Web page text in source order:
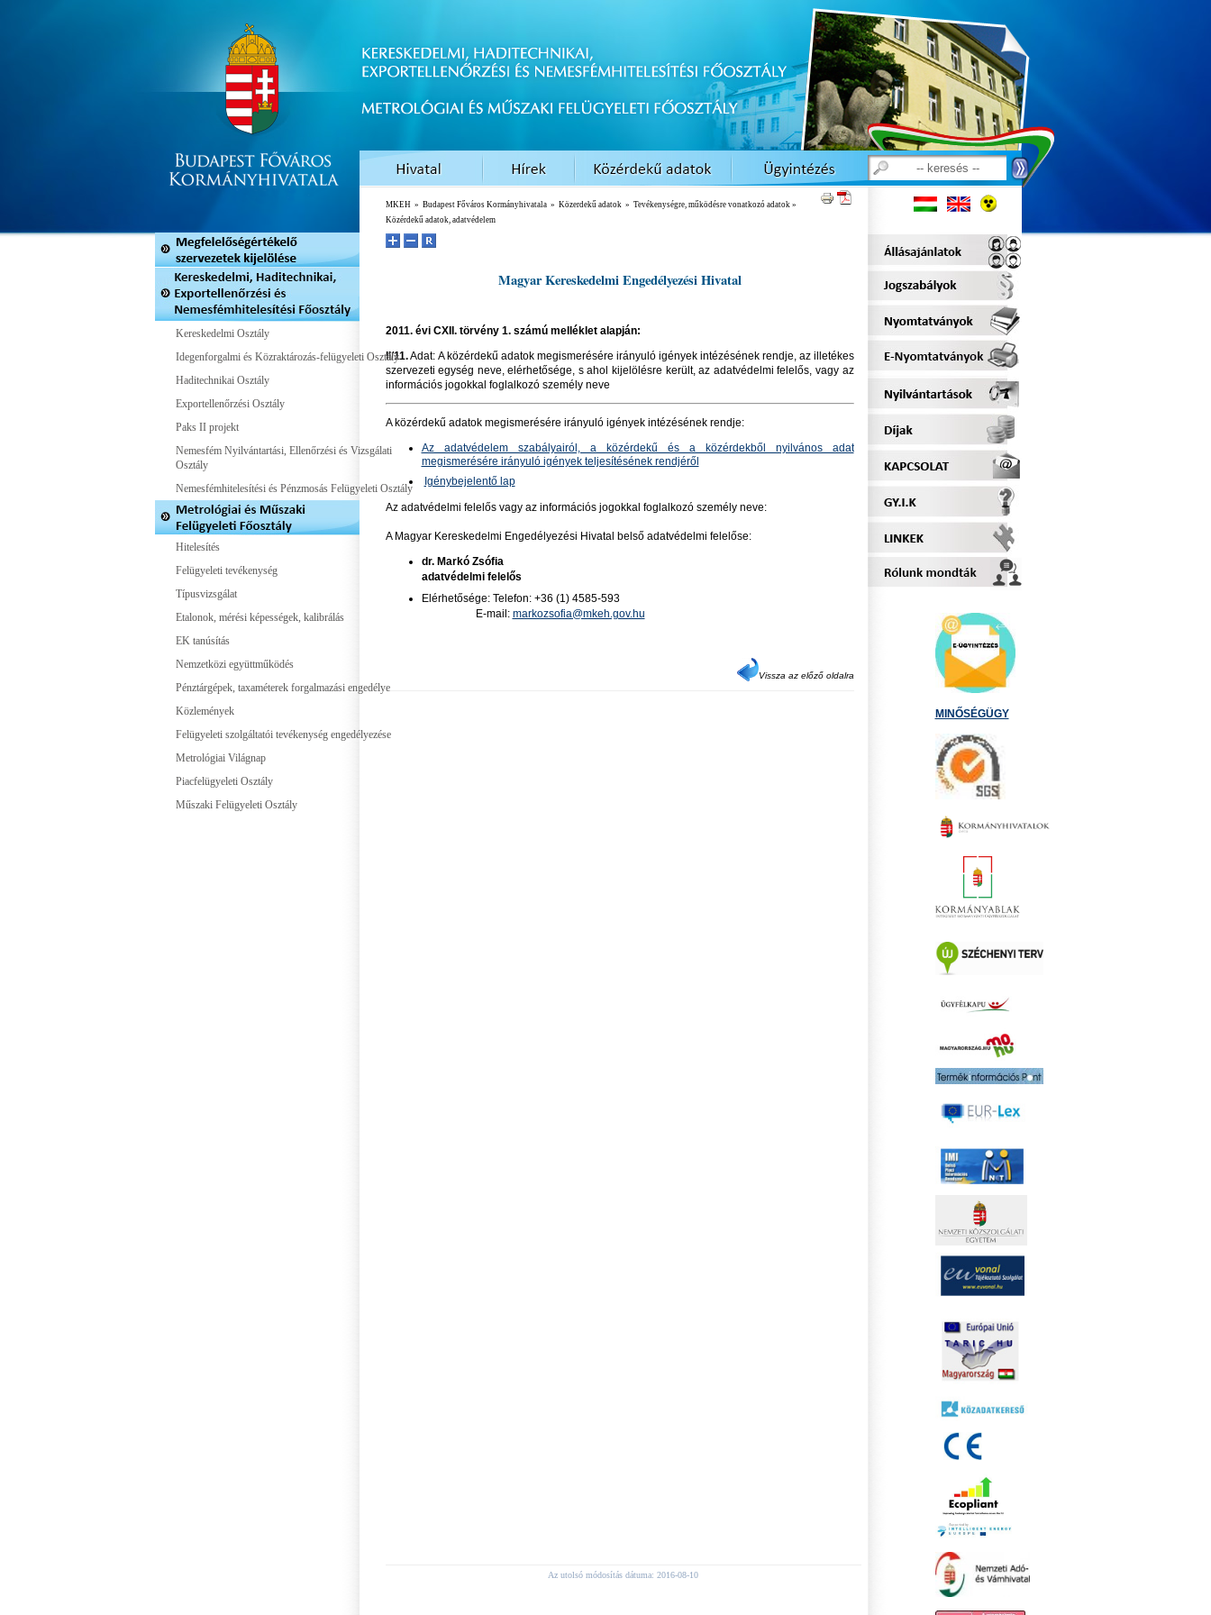
Kereskedelmi Osztály
Idegenforgalmi és Közraktározás-felügyeleti Osztály
Haditechnikai Osztály
Exportellenőrzési Osztály
Paks II projekt
Nemesfém Nyilvántartási, Ellenőrzési és Vizsgálati
Osztály
Nemesfémhitelesítési és Pénzmosás Felügyeleti Osztály
Hitelesítés
Felügyeleti tevékenység
Típusvizsgálat
Etalonok, mérési képességek, kalibrálás
EK tanúsítás
Nemzetközi együttműködés
Pénztárgépek, taxaméterek forgalmazási engedélye
Közlemények
Felügyeleti szolgáltatói tevékenység engedélyezése
Metrológiai Világnap
Piacfelügyeleti Osztály
Műszaki Felügyeleti Osztály
MKEH » Budapest Főváros Kormányhivatala » Közerdekű adatok » Tevékenységre, működésre vonatkozó adatok»
Közérdekű adatok, adatvédelem
Magyar Kereskedelmi Engedélyezési Hivatal
2011. évi CXII. törvény 1. számú melléklet alapján:
II/11.Adat: A közérdekű adatok megismerésére irányuló igények intézésének rendje, az illetékes
szervezeti egység neve, elérhetősége, s ahol kijelölésre került, az adatvédelmi felelős, vagy az
információs jogokkal foglalkozó személy neve
A közérdekű adatok megismerésére irányuló igények intézésének rendje:
Az adatvédelem szabályairól, a közérdekű és a közérdekből nyilvános adat
megismerésére irányuló igények teljesítésének rendjéről
Igénybejelentő lap
Az adatvédelmi felelős vagy az információs jogokkal foglalkozó személy neve:
A Magyar Kereskedelmi Engedélyezési Hivatal belső adatvédelmi felelőse:
dr. Markó Zsófia
adatvédelmi felelős
Elérhetősége: Telefon: +36 (1) 4585-593
E-mail: markozsofia@mkeh.gov.hu
Vissza az előző oldalra
Az utolsó módosítás dátuma: 2016-08-10
MINŐSÉGÜGY